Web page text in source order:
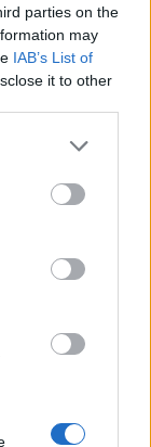
parties on the
may
IAB’s List of
it to other
more Google
may click to
party tags to
below Google
151
χώρες.
–
το κράτος
-, όπως και